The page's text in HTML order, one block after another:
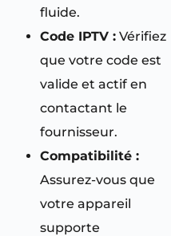
fluide.
Code IPTV : Vérifiez
que votre code est
valide et actif en
contactant le
fournisseur.
Compatibilité :
Assurez-vous que
votre appareil
supporte